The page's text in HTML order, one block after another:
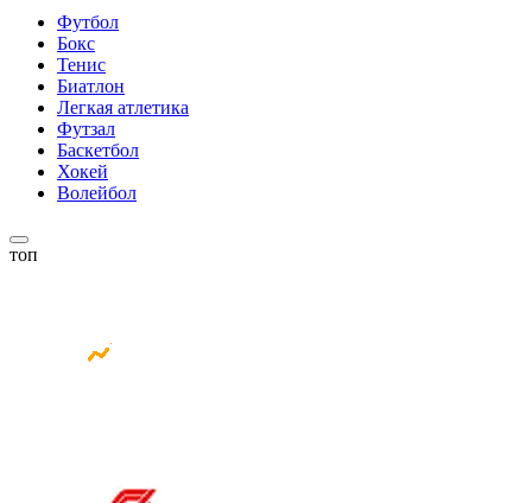
Футбол
Бокс
Тенис
Биатлон
Легкая атлетика
Футзал
Баскетбол
Хокей
Волейбол
топ